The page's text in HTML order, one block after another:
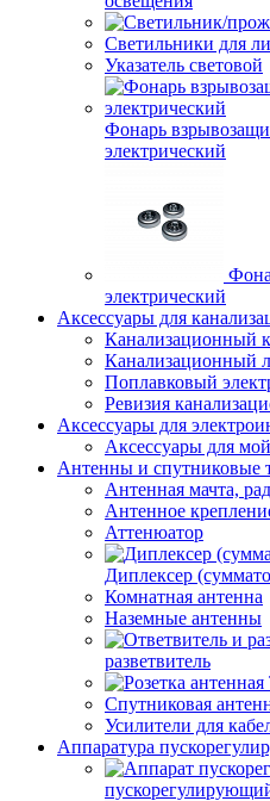
Светильники для
Указатель световой
Фонарь
электрический
электрический
Аксессуары для
Канализационный
Канализационный
Поплавковый
Ревизия
Аксессуары для
Аксессуары для
Антенны и спутниковые
Антенная мачта,
Антенное
Аттенюатор
Диплексер
Комнатная антенна
Наземные антенны
разветвитель
Спутниковая
Усилители для
Аппаратура